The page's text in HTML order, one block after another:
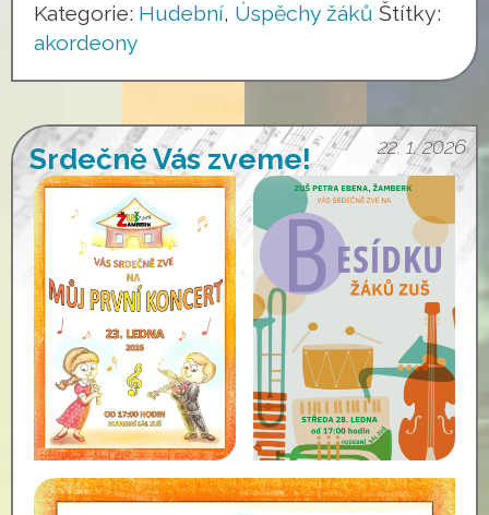
Kategorie: Hudební, Úspěchy žáků Štítky:
akordeony
Srdečně Vás zveme! 22. 1. 2026